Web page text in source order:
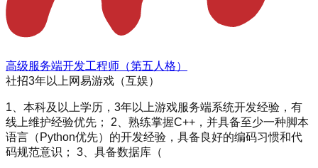
高级服务端开发工程师（第五人格）
社招3年以上 网易游戏（互娱）
1、本科及以上学历，3年以上游戏服务端系统开发经验，有
线上维护经验优先； 2、熟练掌握C++，并具备至少一种脚本
语言（Python优先）的开发经验，具备良好的编码习惯和代
码规范意识； 3、具备数据库（